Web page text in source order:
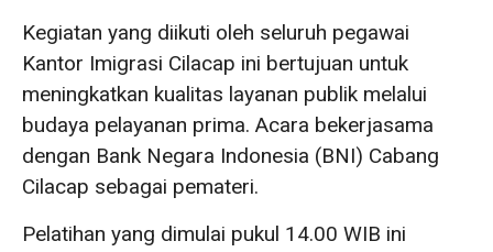
Kegiatan yang diikuti oleh seluruh pegawai
Kantor Imigrasi Cilacap ini bertujuan untuk
meningkatkan kualitas layanan publik melalui
budaya pelayanan prima. Acara bekerjasama
dengan Bank Negara Indonesia (BNI) Cabang
Cilacap sebagai pemateri.
Pelatihan yang dimulai pukul 14.00 WIB ini